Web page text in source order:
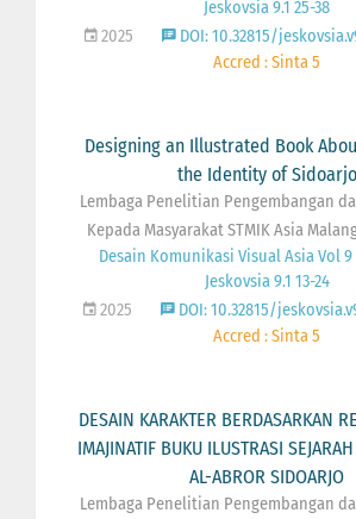
Jeskovsia 9.1 25-38
2025
DOI: 10.32815/
Accred : Sinta 5
Designing an Illustrated Book
the Identity of Sidoarjo
Lembaga Penelitian Pengembangan
Kepada Masyarakat STMIK Asia
Desain Komunikasi Visual Asia Vol 9
Jeskovsia 9.1 13-24
2025
DOI: 10.32815/
Accred : Sinta 5
DESAIN KARAKTER BERDASARKAN
IMAJINATIF BUKU ILUSTRASI SEJARAH
AL-ABROR SIDOARJO
Lembaga Penelitian Pengembangan